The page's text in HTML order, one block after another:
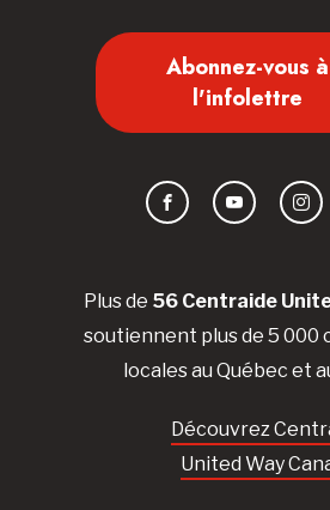
Plus de 56 Centraide
soutiennent plus de 5 000
locales au Québec et
Découvrez
United Way
Abonnez-vous à
l'infolettre
FacebookYouTube